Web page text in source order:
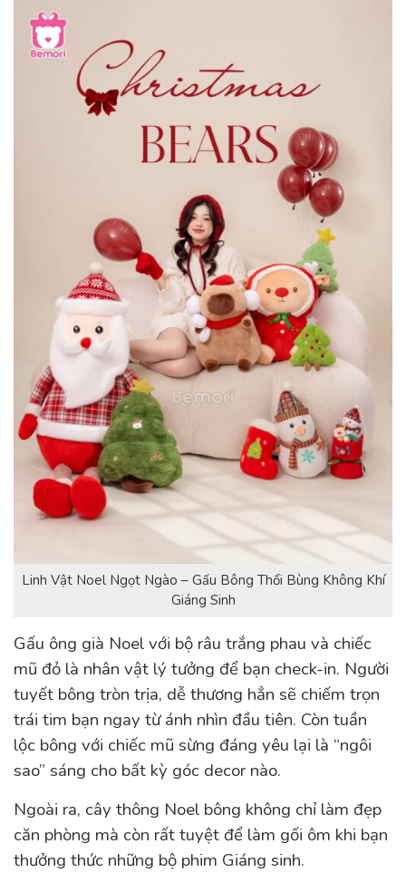
Linh Vật Noel Ngọt Ngào – Gấu Bông Thổi Bùng Không Khí
Giáng Sinh
Gấu ông già Noel với bộ râu trắng phau và chiếc
mũ đỏ là nhân vật lý tưởng để bạn check-in. Người
tuyết bông tròn trịa, dễ thương hẳn sẽ chiếm trọn
trái tim bạn ngay từ ánh nhìn đầu tiên. Còn tuần
lộc bông với chiếc mũ sừng đáng yêu lại là “ngôi
sao” sáng cho bất kỳ góc decor nào.
Ngoài ra, cây thông Noel bông không chỉ làm đẹp
căn phòng mà còn rất tuyệt để làm gối ôm khi bạn
thưởng thức những bộ phim Giáng sinh.